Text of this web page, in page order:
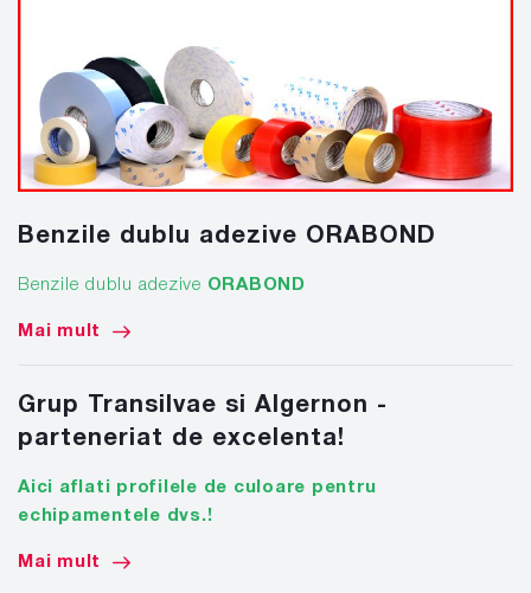
Benzile dublu adezive ORABOND
Benzile dublu adezive ORABOND
Mai mult
Grup Transilvae si Algernon -
parteneriat de excelenta!
Aici aflati profilele de culoare pentru
echipamentele dvs.!
Mai mult